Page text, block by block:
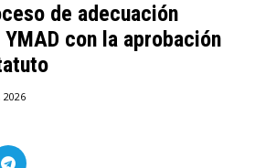
de adecuación
con la aprobación
2026